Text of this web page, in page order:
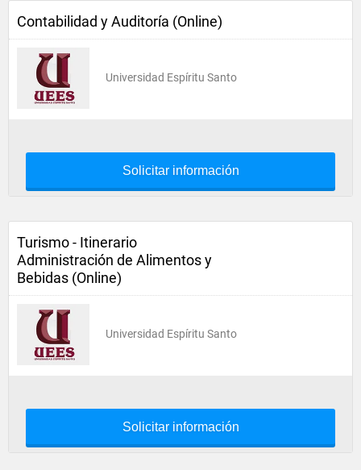
Contabilidad y Auditoría (Online)
Universidad Espíritu Santo
Solicitar información
Turismo - Itinerario
Administración de Alimentos y
Bebidas (Online)
Universidad Espíritu Santo
Solicitar información